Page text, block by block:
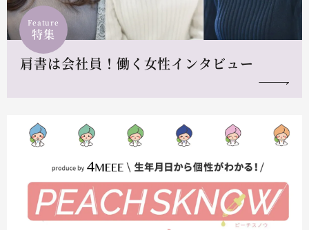
Feature
特集
肩書は会社員！働く女性インタビュー